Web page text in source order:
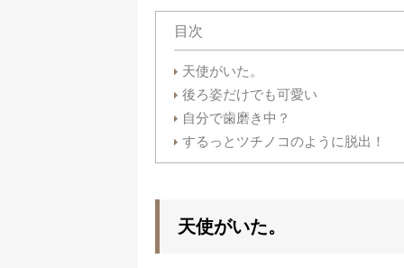
目次
天使がいた。
後ろ姿だけでも可愛い
自分で歯磨き中？
するっとツチノコのように脱出！
天使がいた。